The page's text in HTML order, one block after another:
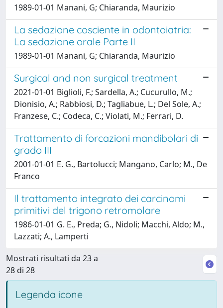
1989-01-01 Manani, G; Chiaranda, Maurizio
La sedazione cosciente in odontoiatria:
La sedazione orale Parte II
1989-01-01 Manani, G; Chiaranda, Maurizio
Surgical and non surgical treatment
2021-01-01 Biglioli, F.; Sardella, A.; Cucurullo, M.;
Dionisio, A.; Rabbiosi, D.; Tagliabue, L.; Del Sole, A.;
Franzese, C.; Codeca, C.; Violati, M.; Ferrari, D.
Trattamento di forcazioni mandibolari di
grado III
2001-01-01 E. G., Bartolucci; Mangano, Carlo; M., De
Franco
Il trattamento integrato dei carcinomi
primitivi del trigono retromolare
1986-01-01 G. E., Preda; G., Nidoli; Macchi, Aldo; M.,
Lazzati; A., Lamperti
Mostrati risultati da 23 a
28 di 28
Legenda icone